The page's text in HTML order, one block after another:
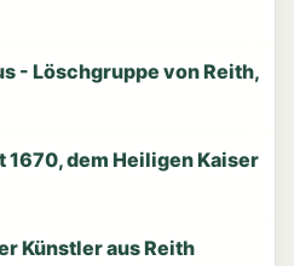
- Löschgruppe von Reith,
dem Heiligen Kaiser
Künstler aus Reith